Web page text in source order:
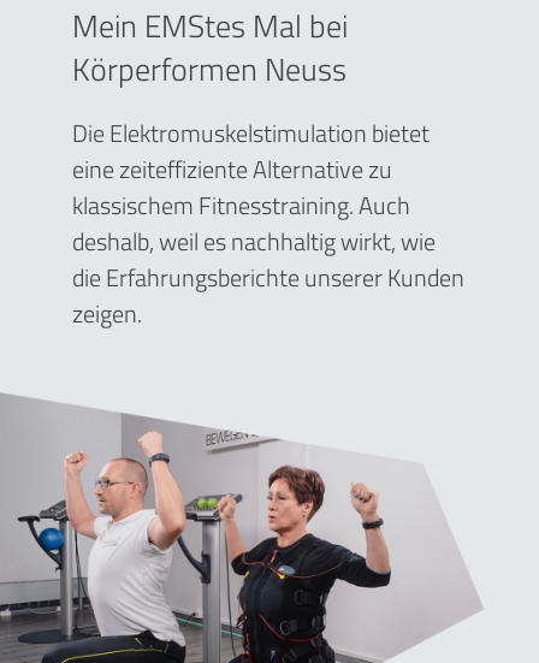
Mein EMStes Mal bei
Körperformen Neuss
Die Elektromuskelstimulation bietet
eine zeiteffiziente Alternative zu
klassischem Fitnesstraining. Auch
deshalb, weil es nachhaltig wirkt, wie
die Erfahrungsberichte unserer Kunden
zeigen.